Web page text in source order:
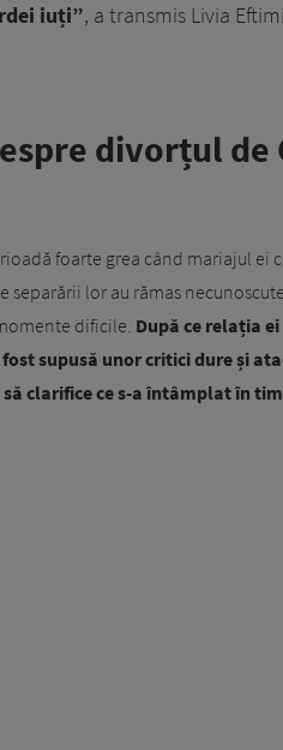
iuți”, a transmis Livia
divorțul de
foarte grea când mariajul ei
separării lor au rămas
dificile. După ce relația
supusă unor critici dure și
să clarifice ce s-a întâmplat în